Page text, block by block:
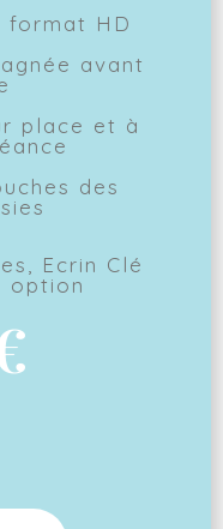
format HD
avant
place et à
des
Ecrin Clé
option